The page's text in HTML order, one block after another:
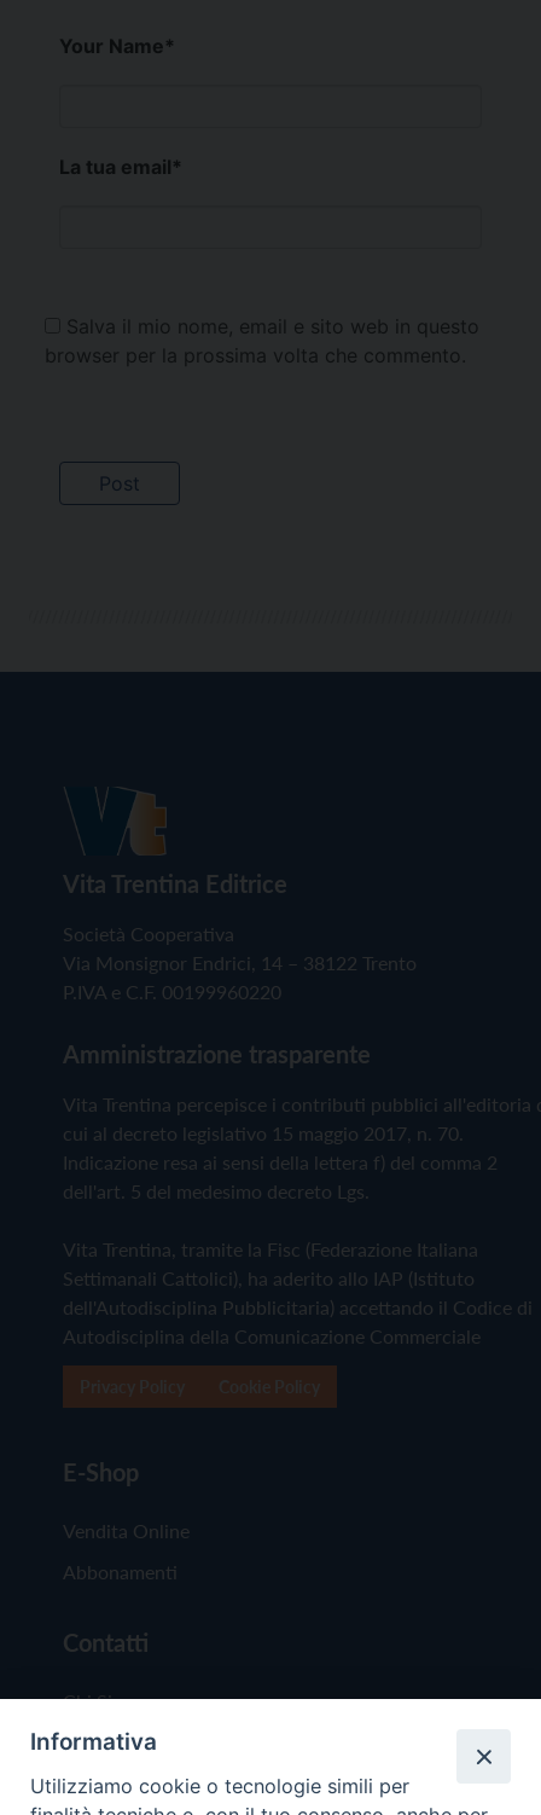
Your Name*
La tua email*
Salva il mio nome, email e sito web in questo
browser per la prossima volta che commento.
Vita Trentina Editrice
Società Cooperativa
Via Monsignor Endrici, 14 – 38122 Trento
P.IVA e C.F. 00199960220
Amministrazione trasparente
Vita Trentina percepisce i contributi pubblici all'editoria
cui al decreto legislativo 15 maggio 2017, n. 70.
Indicazione resa ai sensi della lettera f) del comma 2
dell'art. 5 del medesimo decreto Lgs.
Vita Trentina, tramite la Fisc (Federazione Italiana
Settimanali Cattolici), ha aderito allo IAP (Istituto
dell'Autodisciplina Pubblicitaria) accettando il Codice di
Autodisciplina della Comunicazione Commerciale
E-Shop
Vendita Online
Abbonamenti
Contatti
Chi Siamo
Redazione
Scrivici
Informativa
Utilizziamo cookie o tecnologie simili per